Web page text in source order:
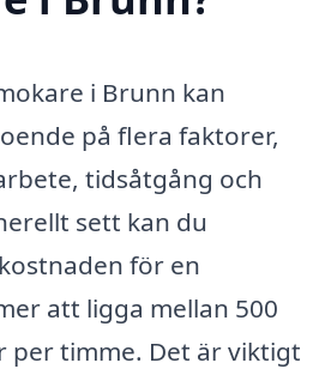
i Brunn kan
på flera faktorer,
tidsåtgång och
sett kan du
för en
att ligga mellan 500
per timme. Det är viktigt